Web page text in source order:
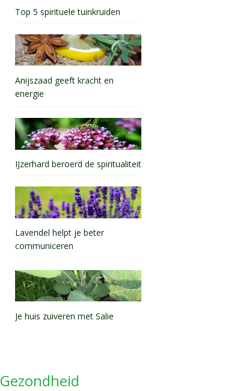
Top 5 spirituele tuinkruiden
Anijszaad geeft kracht en
energie
IJzerhard beroerd de spiritualiteit
Lavendel helpt je beter
communiceren
Je huis zuiveren met Salie
Gezondheid